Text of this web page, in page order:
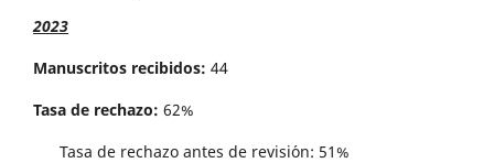
2023
Manuscritos recibidos: 44
Tasa de rechazo: 62%
Tasa de rechazo antes de revisi´on: 51%